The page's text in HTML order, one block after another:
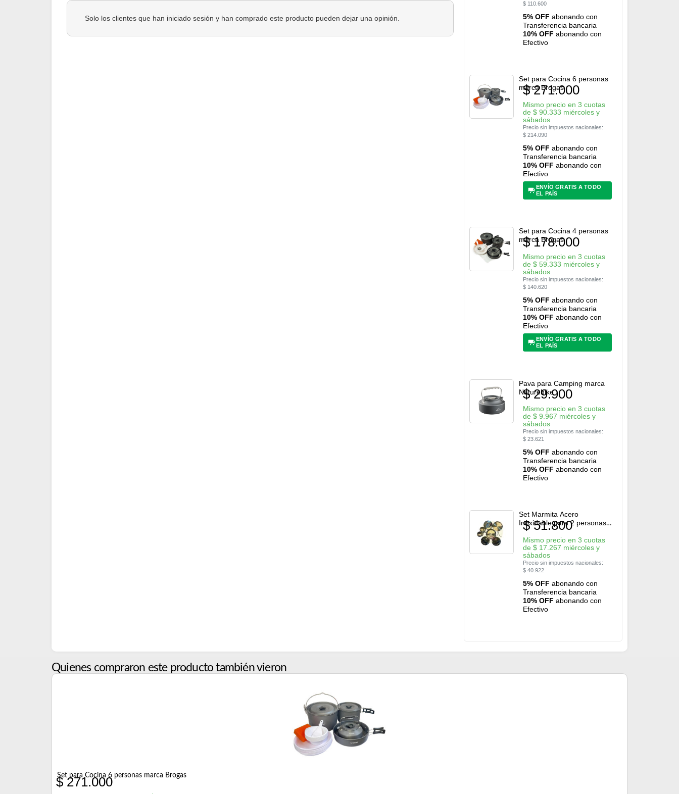
Solo los clientes que han iniciado sesión y han comprado este producto pueden dejar una opinión.
$110.600
5% OFF abonando con
Transferencia bancaria
10% OFF abonando con
Efectivo
Set para Cocina 6 personas
marca Brogas
$271.000
Mismo precio en 3 cuotas
de $90.333 miércoles y
sábados
Precio sin impuestos nacionales:
$214.090
5% OFF abonando con
Transferencia bancaria
10% OFF abonando con
Efectivo
ENVÍO GRATIS A TODO
EL PAÍS
Set para Cocina 4 personas
marca Brogas
$178.000
Mismo precio en 3 cuotas
de $59.333 miércoles y
sábados
Precio sin impuestos nacionales:
$140.620
5% OFF abonando con
Transferencia bancaria
10% OFF abonando con
Efectivo
ENVÍO GRATIS A TODO
EL PAÍS
Pava para Camping marca
Naturehike
$29.900
Mismo precio en 3 cuotas
de $9.967 miércoles y
sábados
Precio sin impuestos nacionales:
$23.621
5% OFF abonando con
Transferencia bancaria
10% OFF abonando con
Efectivo
Set Marmita Acero
Inoxidable para 2 personas
marca FC
$51.800
Mismo precio en 3 cuotas
de $17.267 miércoles y
sábados
Precio sin impuestos nacionales:
$40.922
5% OFF abonando con
Transferencia bancaria
10% OFF abonando con
Efectivo
Quienes compraron este producto también vieron
Set para Cocina 6 personas marca Brogas
$271.000